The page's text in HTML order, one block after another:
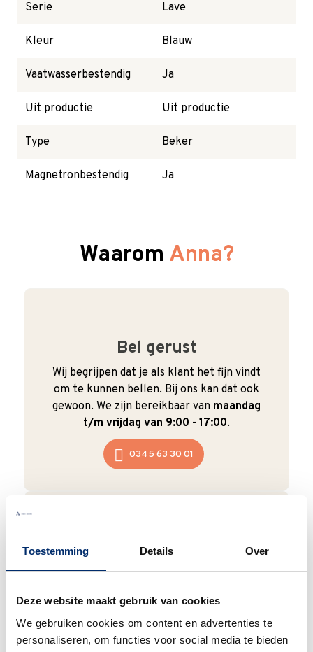
Toestemming Details Over
Deze website maakt gebruik van cookies
We gebruiken cookies om content en advertenties te
personaliseren, om functies voor social media te bieden
Serie Lave
Kleur Blauw
Vaatwasserbestendig Ja
Uit productie Uit productie
Type Beker
Magnetronbestendig Ja
Waarom Anna?
Bel gerust
Wij begrijpen dat je als klant het fijn vindt
om te kunnen bellen. Bij ons kan dat ook
gewoon. We zijn bereikbaar van maandag
t/m vrijdag van 9:00 - 17:00.
0345 63 30 01
Duurzaam
We verpakken onze producten zorgvuldig
Vanaf € 55,-
ook nog eens helemaalgratis verzonden.